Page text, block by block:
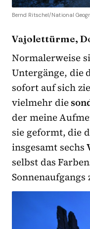
Bernd Ritschel/National
Vajolettürme,
Normalerweise
Untergänge, die
sofort auf sich
vielmehr die
der meine
sie geformt, die
insgesamt sechs
selbst das
Sonnenaufgangs